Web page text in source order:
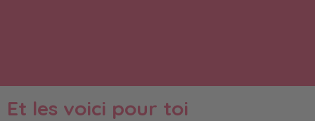
Et les voici pour toi